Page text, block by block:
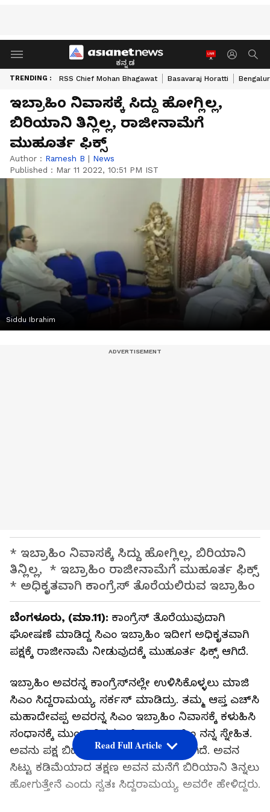
ಕನ್ನಡ
TRENDING : RSS Chief Mohan Bhagawat Basavaraj Horatti
ಇಬ್ರಾಹಿಂ ನಿವಾಸಕ್ಕೆ ಸಿದ್ದು ಹೋಗ್ಲಿಲ್ಲ,
ಬಿರಿಯಾನಿ ತಿನ್ಲಿಲ್ಲ, ರಾಜೀನಾಮೆಗೆ
ಮುಹೂರ್ತ ಫಿಕ್ಸ್
Author : Ramesh B | News
Published : Mar 11 2022, 10:51 PM IST
Siddu Ibrahim
* ಇಬ್ರಾಹಿಂ ನಿವಾಸಕ್ಕೆ ಸಿದ್ದು ಹೋಗ್ಲಿಲ್ಲ, ಬಿರಿಯಾನಿ
ತಿನ್ಲಿಲ್ಲ, * ಇಬ್ರಾಹಿಂ ರಾಜೀನಾಮೆಗೆ ಮುಹೂರ್ತ ಫಿಕ್ಸ್
* ಅಧಿಕೃತವಾಗಿ ಕಾಂಗ್ರೆಸ್ ತೊರೆಯಲಿರುವ ಇಬ್ರಾಹಿಂ
ಬೆಂಗಳೂರು, (ಮಾ.11): ಕಾಂಗ್ರೆಸ್ ತೊರೆಯುವುದಾಗಿ
ಘೋಷಣೆ ಮಾಡಿದ್ದ ಸಿಎಂ ಇಬ್ರಾಹಿಂ ಇದೀಗ ಅಧಿಕೃತವಾಗಿ
ಪಕ್ಷಕ್ಕೆ ರಾಜೀನಾಮೆ ನೀಡುವುದಕ್ಕೆ ಮುಹೂರ್ತ ಫಿಕ್ಸ್ ಆಗಿದೆ.
ಇಬ್ರಾಹಿಂ ಅವರನ್ನ ಕಾಂಗ್ರೆಸ್‌ನಲ್ಲೇ ಉಳಿಸಿಕೊಳ್ಳಲು ಮಾಜಿ
ಸಿಎಂ ಸಿದ್ದರಾಮಯ್ಯ ಸರ್ಕಸ್ ಮಾಡಿದ್ರು. ತಮ್ಮ ಆಪ್ತ ಎಚ್‌ಸಿ
ಮಹಾದೇವಪ್ಪ ಅವರನ್ನ ಸಿಎಂ ಇಬ್ರಾಹಿಂ ನಿವಾಸಕ್ಕೆ ಕಳುಹಿಸಿ
ಸಂಧಾನಕ್ಕೆ ಮುಂದಾಗಿದ್ದರು. ಸಿ.ಎಂ.ಇಬ್ರಾಹಿಂ ನನ್ನ ಸ್ನೇಹಿತ.
ಅವನು ಪಕ್ಷ ಬಿಡುವುದಿಲ್ಲ ಎಂಬ ವಿಶ್ವಾಸ ನನಗಿದೆ. ಅವನ
ಸಿಟ್ಟು ಕಡಿಮೆಯಾದ ತಕ್ಷಣ ಅವನ ಮನೆಗೆ ಬಿರಿಯಾನಿ ತಿನ್ನಲು
ಹೋಗುತ್ತೇನೆ ಎಂದು ಸ್ವತಃ ಸಿದ್ದರಾಮಯ್ಯ ಅವರೇ ಹೇಳಿದ್ದರು.
Read Full Article